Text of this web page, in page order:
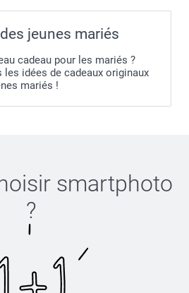
jeunes mariés
cadeau pour les mariés ?
les idées de cadeaux originaux
mariés !
smartphoto
?